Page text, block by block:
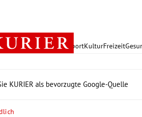
PolitikWirtschaft SportKulturFreizeit
KURIER als bevorzugte Google-Quelle